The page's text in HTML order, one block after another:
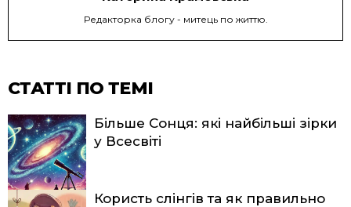
Редакторка блогу - митець по життю.
СТАТТІ ПО ТЕМІ
Більше Сонця: які найбільші зірки
у Всесвіті
Користь слінгів та як правильно